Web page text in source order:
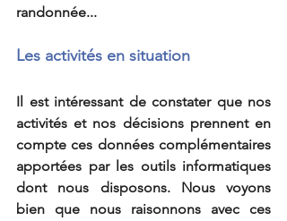
randonnée...
Les activités en situation
Il est intéressant de constater que nos
activités et nos décisions prennent en
compte ces données complémentaires
apportées par les outils informatiques
dont nous disposons. Nous voyons
bien que nous raisonnons avec ces